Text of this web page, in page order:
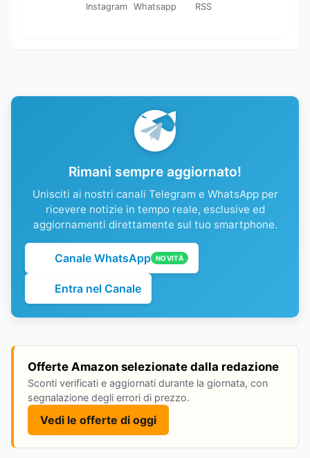
Instagram Whatsapp RSS
Rimani sempre aggiornato!
Unisciti ai nostri canali Telegram e WhatsApp per
ricevere notizie in tempo reale, esclusive ed
aggiornamenti direttamente sul tuo smartphone.
Canale WhatsApp NOVITÀ
Entra nel Canale
Offerte Amazon selezionate dalla redazione
Sconti verificati e aggiornati durante la giornata, con
segnalazione degli errori di prezzo.
Vedi le offerte di oggi